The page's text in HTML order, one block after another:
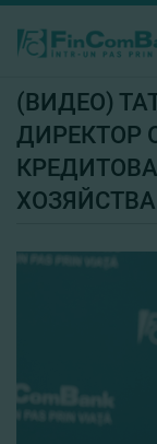
(ВИДЕО)
ДИРЕКТОР
ХОЗЯЙСТВА